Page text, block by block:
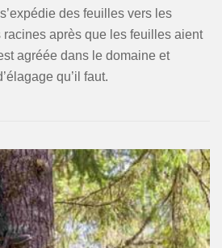
des feuilles vers les
racines après que les feuilles aient
agréée dans le domaine et
qu’il faut.